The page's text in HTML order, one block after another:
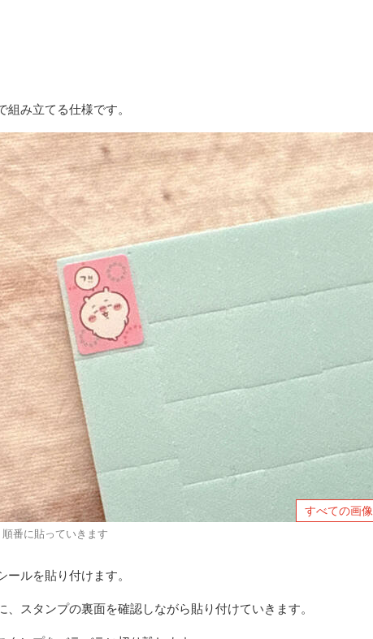
組み立てる仕様です。
すべての画像
順番に貼っていきます
ールを貼り付けます。
、スタンプの裏面を確認しながら貼り付けていきます。